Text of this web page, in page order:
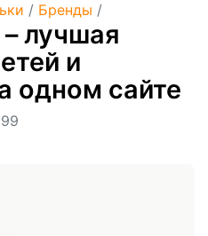
/ Бренды /
лучшая
и
одном сайте